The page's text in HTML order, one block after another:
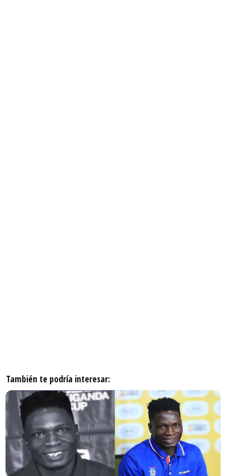
También te podría interesar: